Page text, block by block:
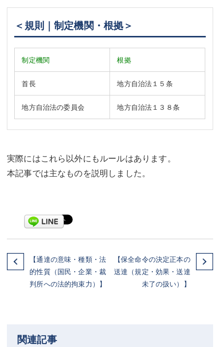
＜規則｜制定機関・根拠＞
制定機関 根拠
首長 地方自治法１５条
地方自治法の委員会 地方自治法１３８条
実際にはこれら以外にもルールはあります。
本記事では主なものを説明しました。
【通達の意味・種類・法
的性質（国民・企業・裁
判所への法的拘束力）】
【保全命令の決定正本の
送達（規定・効果・送達
未了の扱い）】
関連記事